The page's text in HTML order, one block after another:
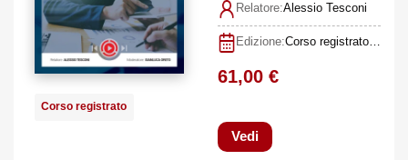
Corso registrato
Relatore:Alessio Tesconi
Edizione:
61,00 €
Vedi